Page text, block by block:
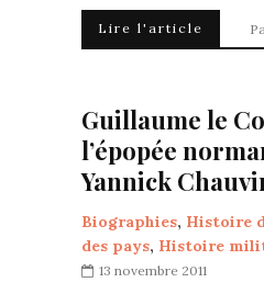
Lire l'article
Guillaume le
l’épopée
Yannick
Biographies, Histoire
des pays, Histoire
13 novembre 2011